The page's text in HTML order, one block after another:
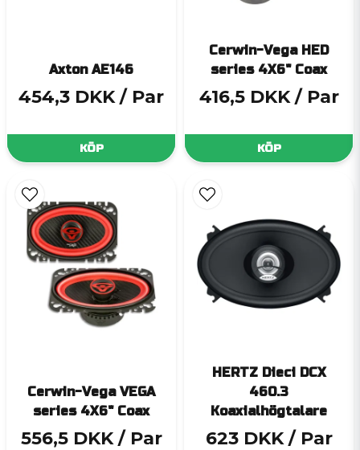
Axton AE146
454,3 DKK / Par
KÖP
Cerwin-Vega HED
series 4X6" Coax
416,5 DKK / Par
KÖP
Cerwin-Vega VEGA
series 4X6" Coax
556,5 DKK / Par
HERTZ Dieci DCX
460.3
Koaxialhögtalare
623 DKK / Par